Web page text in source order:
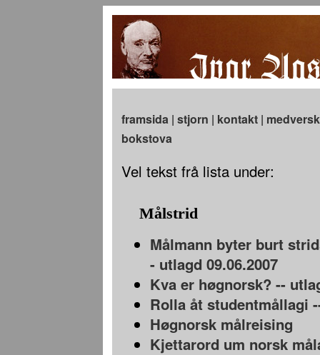
framsida| stjorn | kontakt|
bokstova
Vel tekst frå lista under:
Målstrid
Målmann byter burt
- utlagd 09.06.2007
Kva er høgnorsk? --
Rolla åt studentmållagi
Høgnorsk målreising
Kjettarord um norsk